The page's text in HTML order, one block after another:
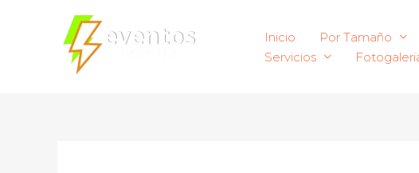
Inicio Por Tamaño
Servicios